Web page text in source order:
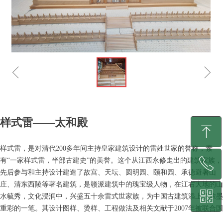
样式雷——太和殿
样式雷，是对清代200多年间主持皇家建筑设计的雷姓世家的誉称，素
有“一家样式雷，半部古建史”的美誉。这个从江西永修走出的建筑家族，
先后参与和主持设计建造了故宫、天坛、圆明园、颐和园、承德避暑山
庄、清东西陵等著名建筑，是赣派建筑中的瑰宝级人物，在江右大地的山
水毓秀，文化浸润中，兴盛五十余雷式世家族，为中国古建筑添上了浓墨
重彩的一笔。其设计图样、烫样、工程做法及相关文献于2007年被联合国
ꁆ ꁇ
ꁸ
回到顶部
ꂅ
400-870-9069
ꀥ